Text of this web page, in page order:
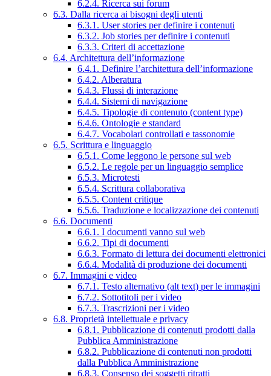
6.2.4. Ricerca sui forum
6.3. Dalla ricerca ai bisogni degli utenti
6.3.1. User stories per definire i contenuti
6.3.2. Job stories per definire i contenuti
6.3.3. Criteri di accettazione
6.4. Architettura dell’informazione
6.4.1. Definire l’architettura dell’informazione
6.4.2. Alberatura
6.4.3. Flussi di interazione
6.4.4. Sistemi di navigazione
6.4.5. Tipologie di contenuto (content type)
6.4.6. Ontologie e standard
6.4.7. Vocabolari controllati e tassonomie
6.5. Scrittura e linguaggio
6.5.1. Come leggono le persone sul web
6.5.2. Le regole per un linguaggio semplice
6.5.3. Microtesti
6.5.4. Scrittura collaborativa
6.5.5. Content critique
6.5.6. Traduzione e localizzazione dei contenuti
6.6. Documenti
6.6.1. I documenti vanno sul web
6.6.2. Tipi di documenti
6.6.3. Formato di lettura dei documenti elettronici
6.6.4. Modalità di produzione dei documenti
6.7. Immagini e video
6.7.1. Testo alternativo (alt text) per le immagini
6.7.2. Sottotitoli per i video
6.7.3. Trascrizioni per i video
6.8. Proprietà intellettuale e privacy
6.8.1. Pubblicazione di contenuti prodotti dalla
Pubblica Amministrazione
6.8.2. Pubblicazione di contenuti non prodotti
dalla Pubblica Amministrazione
6.8.3. Consenso dei soggetti ritratti